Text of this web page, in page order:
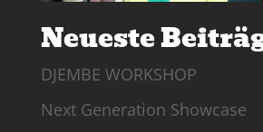
Neueste
DJEMBE WORKSHOP
Next Generation Showcase